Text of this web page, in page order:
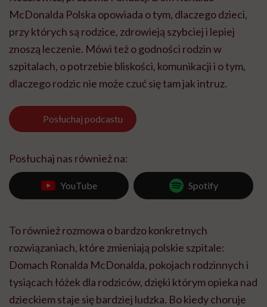
McDonalda Polska opowiada o tym, dlaczego dzieci,
przy których są rodzice, zdrowieją szybciej i lepiej
znoszą leczenie. Mówi też o godności rodzin w
szpitalach, o potrzebie bliskości, komunikacji i o tym,
dlaczego rodzic nie może czuć się tam jak intruz.
Posłuchaj podcastu
Posłuchaj nas również na:
YouTube Spotify
To również rozmowa o bardzo konkretnych
rozwiązaniach, które zmieniają polskie szpitale:
Domach Ronalda McDonalda, pokojach rodzinnych i
tysiącach łóżek dla rodziców, dzięki którym opieka nad
dzieckiem staje się bardziej ludzka. Bo kiedy choruje